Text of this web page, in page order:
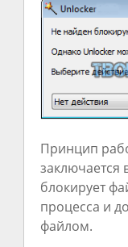
Принцип
заключается
блокирует
процесса и
файлом.